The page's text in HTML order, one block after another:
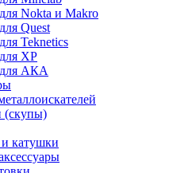
Nokta и Makro
Quest
Teknetics
XP
для АКА
(скупы)
катушки